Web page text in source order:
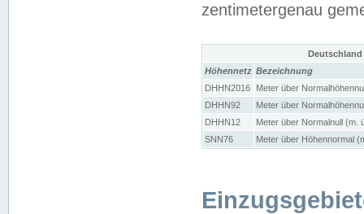
zentimetergenau
Höhennetz Bezeichnung
DHHN2016
Meter über
DHHN92
Meter über
DHHN12
Meter über Normalnull (m.
SNN76
Meter über Höhennormal